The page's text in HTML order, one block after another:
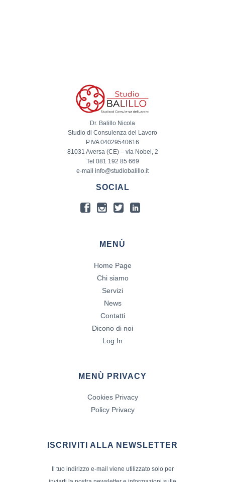
Dr. Balillo Nicola
Studio di Consulenza del Lavoro
P.IVA 04029540616
81031 Aversa (CE) – via Nobel, 2
Tel 081 192 85 669
e-mail info@studiobalillo.it
SOCIAL
MENÙ
Home Page
Chi siamo
Servizi
News
Contatti
Dicono di noi
Log In
MENÙ PRIVACY
Cookies Privacy
Policy Privacy
ISCRIVITI ALLA NEWSLETTER
Il tuo indirizzo e-mail viene utilizzato solo per